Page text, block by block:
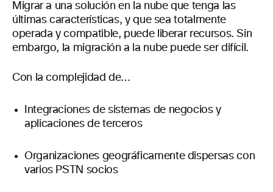
Migrar a una solución en la nube que tenga las
últimas características, y que sea totalmente
operada y compatible, puede liberar recursos. Sin
embargo, la migración a la nube puede ser difícil.
Con la complejidad de…
Integraciones de sistemas de negocios y
aplicaciones de terceros
Organizaciones geográficamente dispersas con
varios PSTN socios